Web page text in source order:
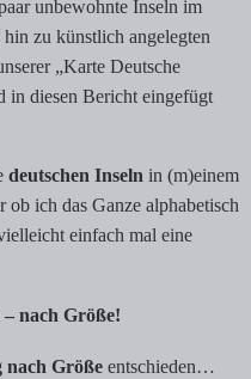
unbewohnte Inseln im
zu künstlich angelegten
„Karte Deutsche
in diesen Bericht eingefügt
deutschen Inseln in (m)einem
ich das Ganze alphabetisch
einfach mal eine
nach Größe!
nach Größe entschieden…